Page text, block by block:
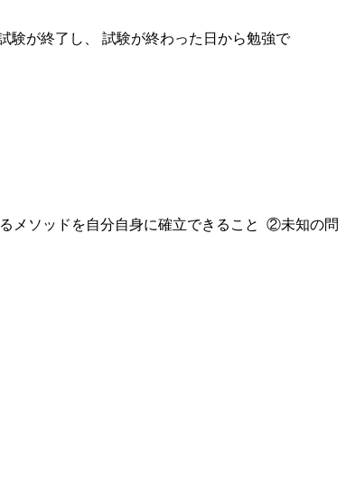
が終了し、 試験が終わった日から勉強で
ソッドを自分自身に確立できること ②未知の問